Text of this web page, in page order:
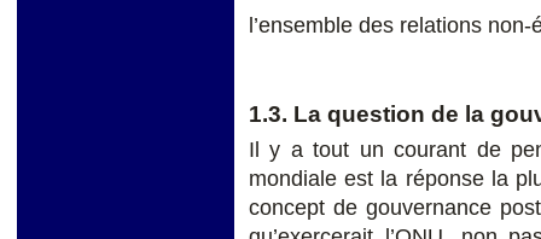
l’ensemble des relations
1.3. La question de la
Il y a tout un courant de
mondiale est la réponse la
concept de gouvernance